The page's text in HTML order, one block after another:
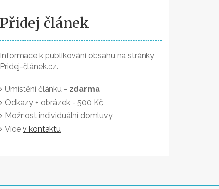
Přidej článek
Informace k publikování obsahu na stránky
Pridej-článek.cz.
Umístění článku - zdarma
Odkazy + obrázek - 500 Kč
Možnost individuální domluvy
Více v kontaktu